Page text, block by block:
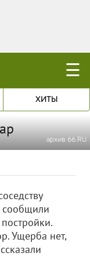
☰
ХИТЫ
архив 66.RU
сообщили
Ущерба нет,